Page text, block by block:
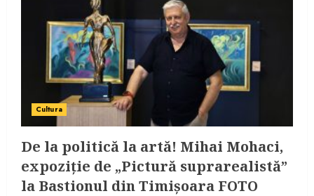
Cultura
De la politică la artă! Mihai Mohaci,
expoziție de „Pictură suprarealistă”
la Bastionul din Timișoara FOTO